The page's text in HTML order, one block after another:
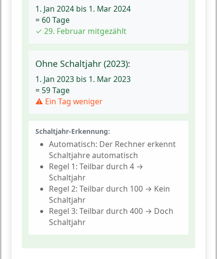
1. Jan 2024 bis 1. Mar 2024
= 60 Tage
✓ 29. Februar mitgezählt
Ohne Schaltjahr (2023):
1. Jan 2023 bis 1. Mar 2023
= 59 Tage
⚠ Ein Tag weniger
Schaltjahr-Erkennung:
Automatisch: Der Rechner erkennt
Schaltjahre automatisch
Regel 1: Teilbar durch 4 →
Schaltjahr
Regel 2: Teilbar durch 100 → Kein
Schaltjahr
Regel 3: Teilbar durch 400 → Doch
Schaltjahr